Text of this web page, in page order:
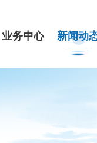
业务中心 新闻动